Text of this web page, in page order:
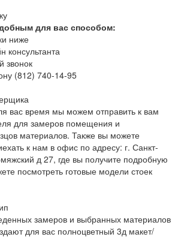
для вас способом:
ниже
звонок
(812) 740-14-95
вас время мы можем отправить к вам
для замеров помещения и
материалов. Также вы можете
к нам в офис по адресу: г. Санкт-
д 27, где вы получите подробную
посмотреть готовые модели стоек
замеров и выбранных материалов
для вас полноцветный 3д макет/